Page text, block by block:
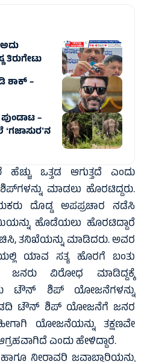
ತಿರುಗೇಟು
ಶಾಕ್ –
–
ಒತ್ತಡ ಆಗುತ್ತದೆ ಎಂದು
ಮಾಡಲು ಹೊರಟಿದ್ದರು.
ದೊಡ್ಡ ಅಪಪ್ರಚಾರ ನಡೆಸಿ
ಹೊಡೆಯಲು ಹೊರಟಿದ್ದಾರೆ
ತನಿಖೆಯನ್ನು ಮಾಡಿದರು. ಅವರ
ಯಾವ ಸತ್ಯ ಹೊರಗೆ ಬಂತು
ಜನರು ವಿರೋಧ ಮಾಡಿದ್ದಕ್ಕೆ
ಟೌನ್ ಶಿಪ್ ಯೋಜನೆಗಳನ್ನು
ಬಿಡದಿ ಟೌನ್ ಶಿಪ್ ಯೋಜನೆಗೆ ಜನರ
ಯೋಜನೆಯನ್ನು ತಕ್ಷಣವೇ
ಎಂದು ಹೇಳಿದ್ದಾರೆ.